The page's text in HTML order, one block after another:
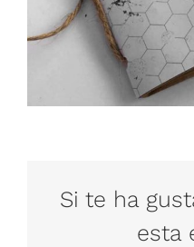
Si te ha
esta